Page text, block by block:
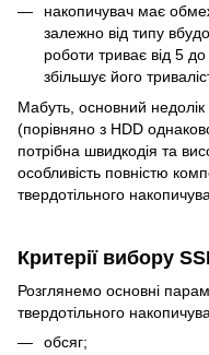
накопичувач має
залежно від типу
роботи триває від 5
збільшує його
Мабуть, основний недолік
(порівняно з HDD
потрібна швидкодія та
особливість повністю
твердотільного
Критерії вибору
Розглянемо основні
твердотільного
обсяг;